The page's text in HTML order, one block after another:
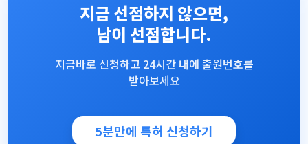
지금 선점하지 않으면,
남이 선점합니다.
지금바로 신청하고 24시간 내에 출원번호를
받아보세요
5분만에 특허 신청하기